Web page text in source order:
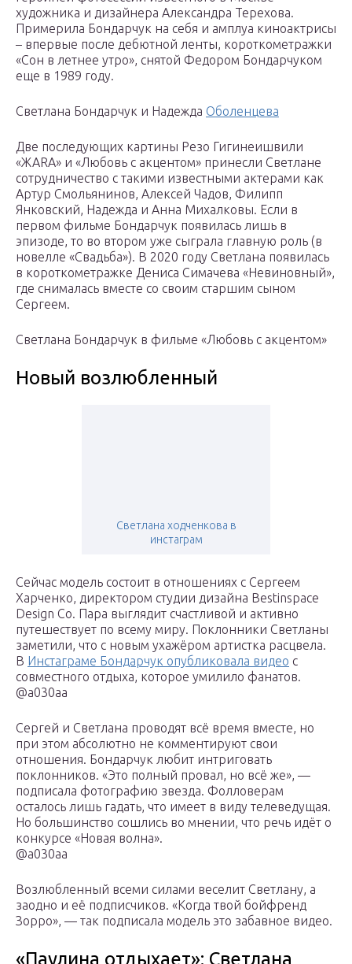
художника и дизайнера Александра Терехова.
Примерила Бондарчук на себя и амплуа киноактрисы
– впервые после дебютной ленты, короткометражки
«Сон в летнее утро», снятой Федором Бондарчуком
еще в 1989 году.
Светлана Бондарчук и Надежда Оболенцева
Две последующих картины Резо Гигинеишвили
«ЖАRА» и «Любовь с акцентом» принесли Светлане
сотрудничество с такими известными актерами как
Артур Смольянинов, Алексей Чадов, Филипп
Янковский, Надежда и Анна Михалковы. Если в
первом фильме Бондарчук появилась лишь в
эпизоде, то во втором уже сыграла главную роль (в
новелле «Свадьба»). В 2020 году Светлана появилась
в короткометражке Дениса Симачева «Невиновный»,
где снималась вместе со своим старшим сыном
Сергеем.
Светлана Бондарчук в фильме «Любовь с акцентом»
Новый возлюбленный
Светлана ходченкова в
инстаграм
Сейчас модель состоит в отношениях с Сергеем
Харченко, директором студии дизайна Bestinspace
Design Co. Пара выглядит счастливой и активно
путешествует по всему миру. Поклонники Светланы
заметили, что с новым ухажёром артистка расцвела.
В Инстаграме Бондарчук опубликовала видео с
совместного отдыха, которое умилило фанатов.
@a030aa
Сергей и Светлана проводят всё время вместе, но
при этом абсолютно не комментируют свои
отношения. Бондарчук любит интриговать
поклонников. «Это полный провал, но всё же», —
подписала фотографию звезда. Фолловерам
осталось лишь гадать, что имеет в виду телеведущая.
Но большинство сошлись во мнении, что речь идёт о
конкурсе «Новая волна».
@a030aa
Возлюбленный всеми силами веселит Светлану, а
заодно и её подписчиков. «Когда твой бойфренд
Зорро», — так подписала модель это забавное видео.
«Паулина отдыхает»: Светлана